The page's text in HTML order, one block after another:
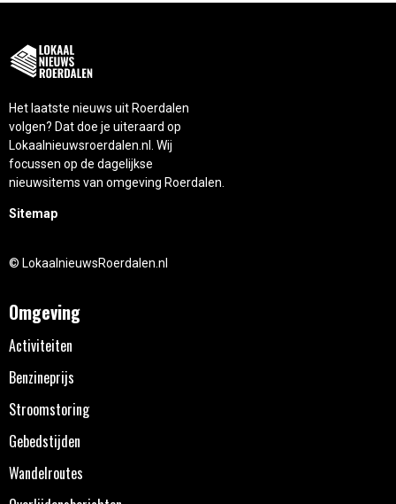
Het laatste nieuws uit Roerdalen
volgen? Dat doe je uiteraard op
Lokaalnieuwsroerdalen.nl. Wij
focussen op de dagelijkse
nieuwsitems van omgeving Roerdalen.
Sitemap
© LokaalnieuwsRoerdalen.nl
Omgeving
Activiteiten
Benzineprijs
Stroomstoring
Gebedstijden
Wandelroutes